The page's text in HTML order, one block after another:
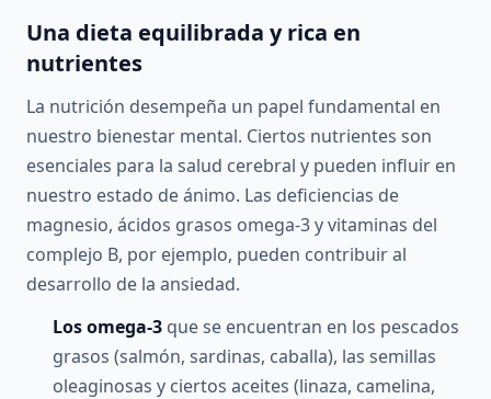
Una dieta equilibrada y rica en
nutrientes
La nutrición desempeña un papel fundamental en
nuestro bienestar mental. Ciertos nutrientes son
esenciales para la salud cerebral y pueden influir en
nuestro estado de ánimo. Las deficiencias de
magnesio, ácidos grasos omega-3 y vitaminas del
complejo B, por ejemplo, pueden contribuir al
desarrollo de la ansiedad.
Los omega-3 que se encuentran en los pescados
grasos (salmón, sardinas, caballa), las semillas
oleaginosas y ciertos aceites (linaza, camelina,